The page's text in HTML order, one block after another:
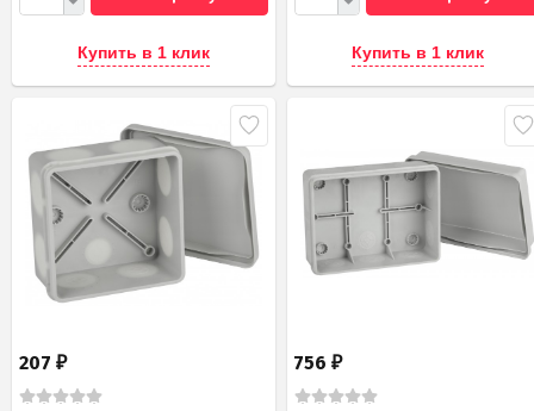
Купить в 1 клик Купить в 1 клик
207 ₽ 756₽